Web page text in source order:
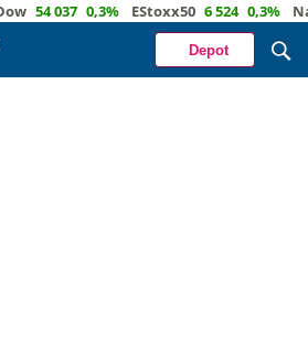
54 037 0,3% EStoxx50 6 524 0,3%
Depot